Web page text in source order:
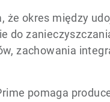
że okres między
do
zachowania
pomaga